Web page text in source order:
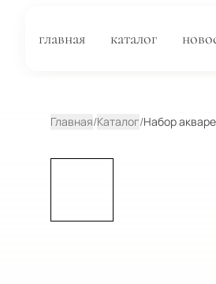
главная каталог
Главная/Каталог/Набор